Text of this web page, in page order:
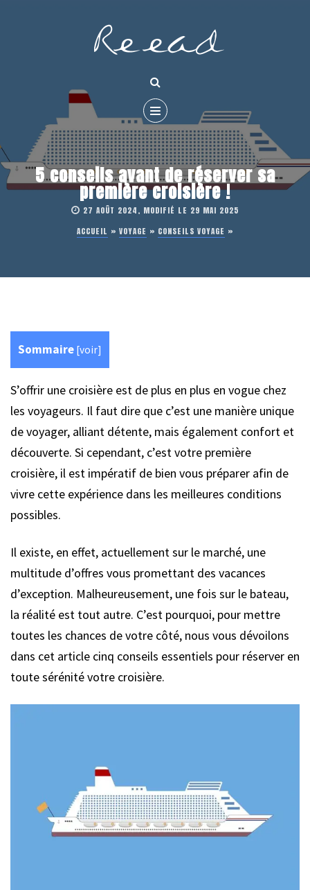
5 conseils avant de réserver sa
première croisière !
27 AOÛT 2024, MODIFIÉ LE 29 MAI 2025
ACCUEIL » VOYAGE » CONSEILS VOYAGE »
Sommaire [voir]
S’offrir une croisière est de plus en plus en vogue chez
les voyageurs. Il faut dire que c’est une manière unique
de voyager, alliant détente, mais également confort et
découverte. Si cependant, c’est votre première
croisière, il est impératif de bien vous préparer afin de
vivre cette expérience dans les meilleures conditions
possibles.
Il existe, en effet, actuellement sur le marché, une
multitude d’offres vous promettant des vacances
d’exception. Malheureusement, une fois sur le bateau,
la réalité est tout autre. C’est pourquoi, pour mettre
toutes les chances de votre côté, nous vous dévoilons
dans cet article cinq conseils essentiels pour réserver en
toute sérénité votre croisière.